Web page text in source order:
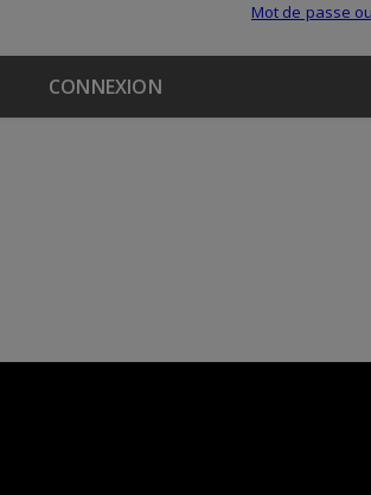
Mot de passe